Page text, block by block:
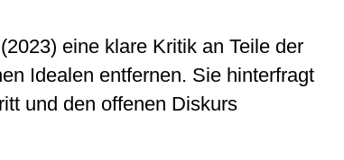
(2023) eine klare Kritik an Teile der
Idealen entfernen. Sie hinterfragt
und den offenen Diskurs